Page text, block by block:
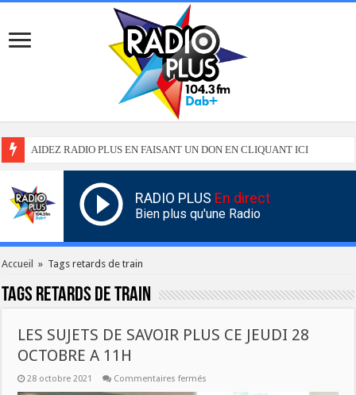
AIDEZ RADIO PLUS EN FAISANT UN DON EN CLIQUANT ICI
RADIO PLUS En direct
Bien plus qu'une Radio
Accueil » Tags retards de train
Tags retards de train
LES SUJETS DE SAVOIR PLUS CE JEUDI 28
OCTOBRE A 11H
28 octobre 2021 Commentaires fermés